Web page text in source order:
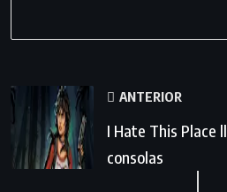
ANTERIOR
I Hate This Place
consolas